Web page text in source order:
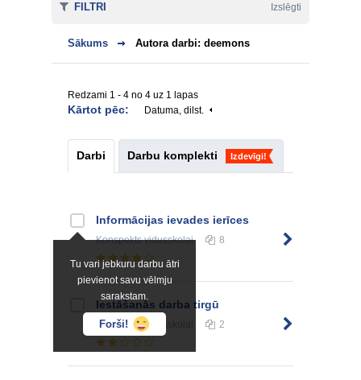
Sākums Autora darbi: deemons
Redzami 1 - 4 no 4 uz 1 lapas
Kārtot pēc: Datuma, dilst.
Darbi Darbu komplekti Izdevīgi!
Tu vari jebkuru darbu ātri
pievienot savu vēlmju
sarakstam.
Forši!
Informācijas ievades ierīces
Konspektsvidusskolai 8
Iestāšanās darba tirgū
Konspektsvidusskolai 2
FILTRI Izslēgti